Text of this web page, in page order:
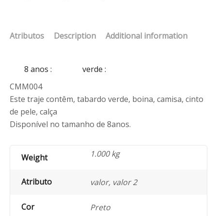
Atributos Description Additional information
8 anos : verde :
CMM004
Este traje contêm, tabardo verde, boina, camisa, cinto
de pele, calça
Disponível no tamanho de 8anos.
Weight 1.000 kg
Atributo valor, valor 2
Cor Preto